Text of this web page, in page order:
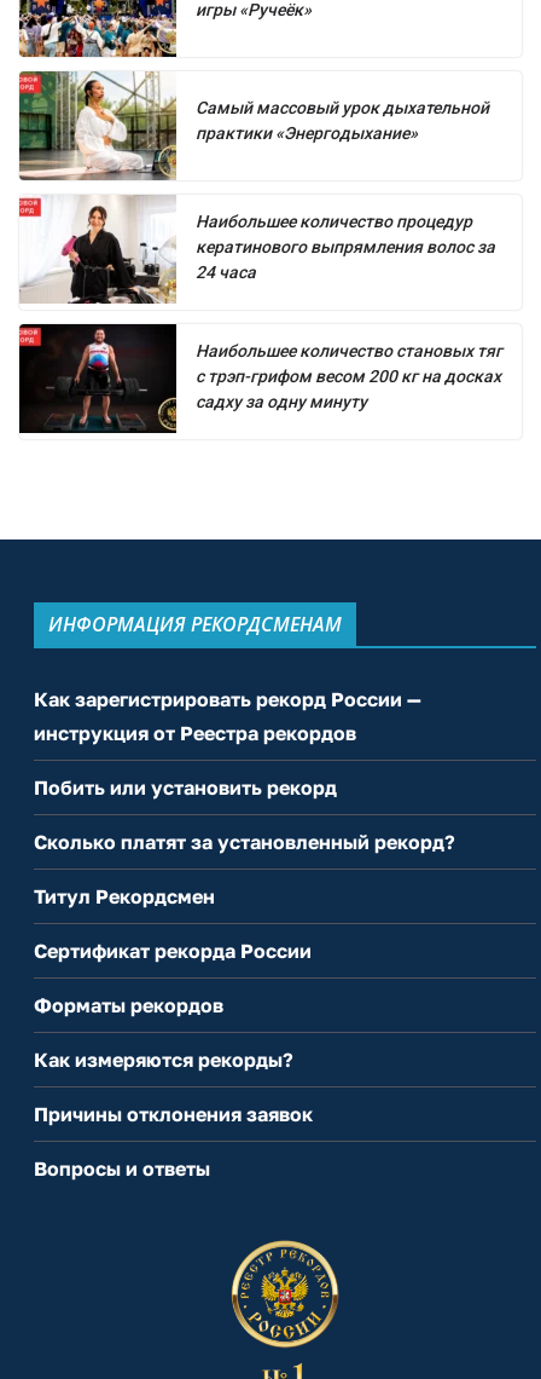
игры «Ручеёк»
Самый массовый урок дыхательной
практики «Энергодыхание»
Наибольшее количество процедур
кератинового выпрямления волос за
24 часа
Наибольшее количество становых тяг
с трэп-грифом весом 200 кг на досках
садху за одну минуту
ИНФОРМАЦИЯ РЕКОРДСМЕНАМ
Как зарегистрировать рекорд России —
инструкция от Реестра рекордов
Побить или установить рекорд
Сколько платят за установленный рекорд?
Титул Рекордсмен
Сертификат рекорда России
Форматы рекордов
Как измеряются рекорды?
Причины отклонения заявок
Вопросы и ответы